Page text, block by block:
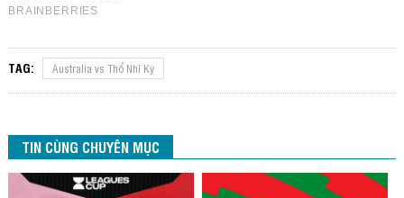
TAG: Australia vs Thổ Nhĩ Kỳ
TIN CÙNG CHUYÊN MỤC